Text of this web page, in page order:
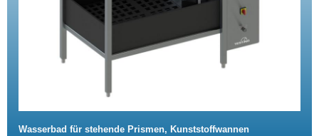
Wasserbad für stehende Prismen, Kunststoffwannen